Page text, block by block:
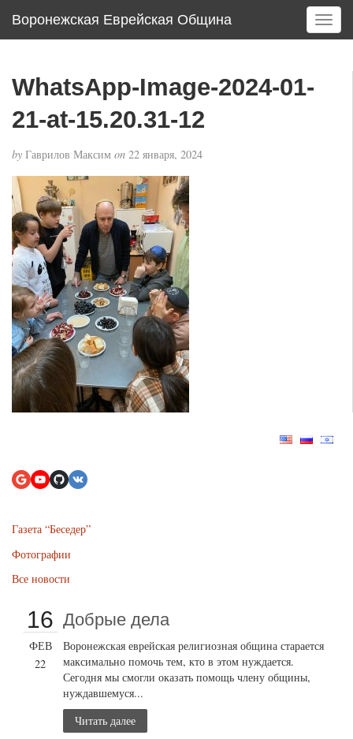
Воронежская Еврейская Община
T
o
WhatsApp-Image-2024-01-
21-at-15.20.31-12
by Гаврилов Максим on 22 января, 2024
Газета “Беседер”
Фотографии
Все новости
16
ФЕВ
22
Добрые дела
Воронежская еврейская религиозная община старается
максимально помочь тем, кто в этом нуждается.
Сегодня мы смогли оказать помощь члену общины,
нуждавшемуся...
Читать далее